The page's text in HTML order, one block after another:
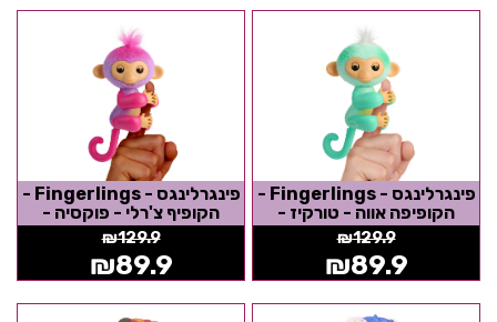
פינגרלינגס - Fingerlings -
הקופיפה אווה - טורקיז -
אצבענים
₪129.9
₪89.9
פינגרלינגס - Fingerlings -
הקופיף צ'רלי - פוקסיה -
אצבענים
₪129.9
₪89.9